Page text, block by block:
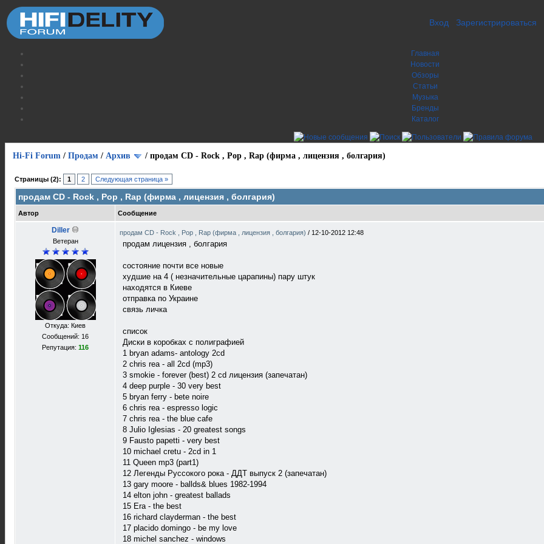
Вход Зарегистрироваться
Главная
Новости
Обзоры
Статьи
Музыка
Бренды
Каталог
Hi-Fi Forum / Продам / Архив / продам CD - Rock , Pop , Rap (фирма , лицензия , болгария)
Страницы (2): 1 2 Следующая страница »
продам CD - Rock , Pop , Rap (фирма , лицензия , болгария)
Автор Сообщение
Diller
Ветеран
Откуда: Киев
Сообщений: 16
Репутация: 116
продам CD - Rock , Pop , Rap (фирма , лицензия , болгария) / 12-10-2012 12:48
продам лицензия , болгария
состояние почти все новые
худшие на 4 ( незначительные царапины) пару штук
находятся в Киеве
отправка по Украине
связь личка
список
Диски в коробках с полиграфией
1 bryan adams- antology 2cd
2 chris rea - all 2cd (mp3)
3 smokie - forever (best) 2 cd лицензия (запечатан)
4 deep purple - 30 very best
5 bryan ferry - bete noire
6 chris rea - espresso logic
7 chris rea - the blue cafe
8 Julio Iglesias - 20 greatest songs
9 Fausto papetti - very best
10 michael cretu - 2cd in 1
11 Queen mp3 (part1)
12 Легенды Руссокого рока - ДДТ выпуск 2 (запечатан)
13 gary moore - ballds& blues 1982-1994
14 elton john - greatest ballads
15 Era - the best
16 richard clayderman - the best
17 placido domingo - be my love
18 michel sanchez - windows